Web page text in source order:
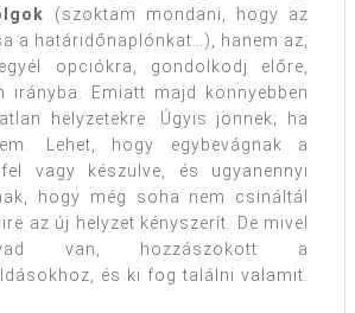
(szoktam mondani, hogy az
a határidőnaplónkat…), hanem az,
opciókra, gondolkodj előre,
irányba. Emiatt majd könnyebben
helyzetekre. Úgyis jönnek; ha
Lehet, hogy egybevágnak a
vagy készülve, és ugyanennyi
hogy még soha nem csináltál
az új helyzet kényszerít. De mivel
van, hozzászokott a
és ki fog találni valamit.